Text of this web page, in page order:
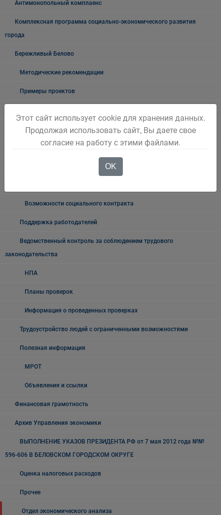
Антимонопольный комплаенс
Комплексная программа социально-экономического развития
города
Бережливый Белово
Методические рекомендации
Примеры проектов
Трудовые отношения
Неформальная занятость
О неформальной занятости: ролики, релизы
Возможности социального контракта
Поддержка работодателей
Ведомственный контроль за соблюдением трудового
законодательства
НПА
Планы проверок
Информация о проведенных проверках
Трудоустройство людей с ограниченными возможностями
Полезная информация
МРОТ
Объявления и ссылки
Финансовая грамотность
Архив Управления экономики
ВЫПОЛНЕНИЕ УКАЗОВ ПРЕЗИДЕНТА РФ от 7 мая 2012 года №№
596-606 В БЕЛОВСКОМ ГОРОДСКОМ ОКРУГЕ
Оценка налоговых расходов
Прочее
Отдел экономического анализа
Этот сайт использует cookie для хранения данных.
Продолжая использовать сайт, Вы даете свое
согласие на работу с этими файлами.
OK